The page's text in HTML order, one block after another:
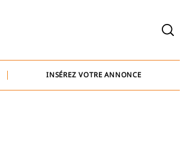
INSÉREZ VOTRE ANNONCE
bernard@baammedia.be
jennifer@baammedia.be